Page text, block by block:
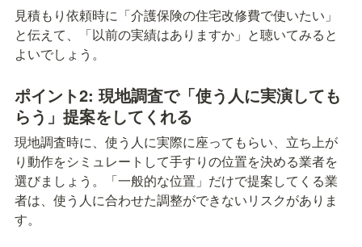
見積もり依頼時に「介護保険の住宅改修費で使いたい」
と伝えて、「以前の実績はありますか」と聴いてみると
よいでしょう。
ポイント2: 現地調査で「使う人に実演しても
らう」提案をしてくれる
現地調査時に、使う人に実際に座ってもらい、立ち上が
り動作をシミュレートして手すりの位置を決める業者を
選びましょう。「一般的な位置」だけで提案してくる業
者は、使う人に合わせた調整ができないリスクがありま
す。